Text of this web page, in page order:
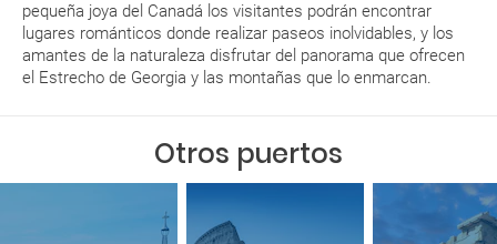
pequeña joya del Canadá los visitantes podrán encontrar
lugares románticos donde realizar paseos inolvidables, y los
amantes de la naturaleza disfrutar del panorama que ofrecen
el Estrecho de Georgia y las montañas que lo enmarcan.
Otros puertos